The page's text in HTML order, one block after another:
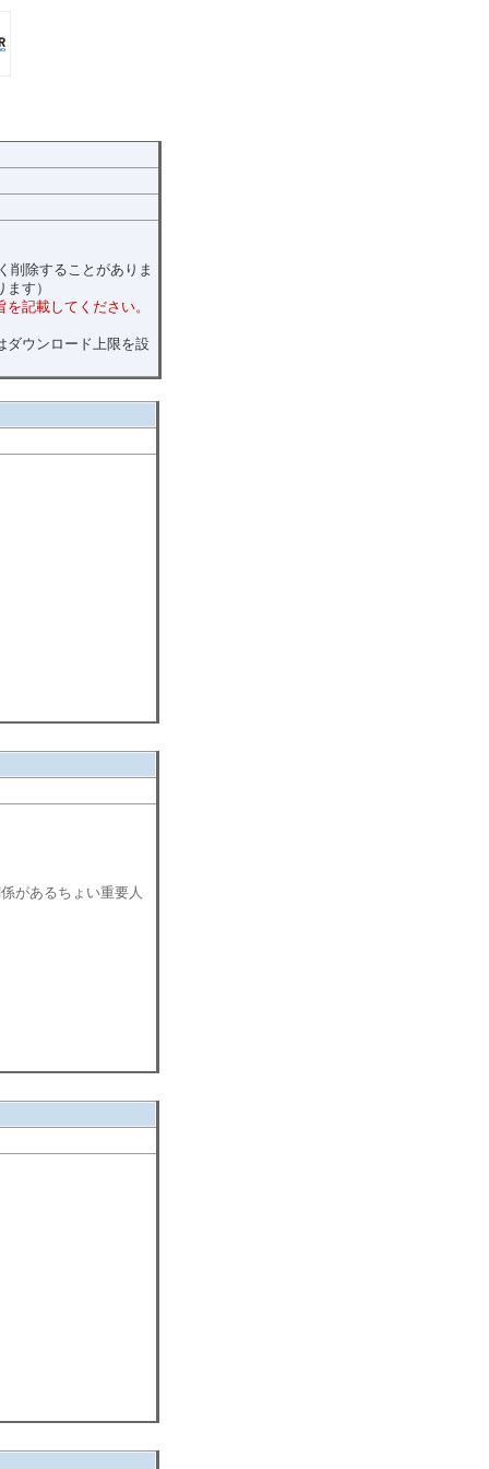
削除することがありま
す）
記載してください。
ダウンロード上限を設
があるちょい重要人